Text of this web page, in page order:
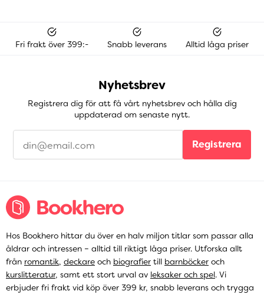
Fri frakt över 399:- Snabb leverans Alltid låga priser
Nyhetsbrev
Registrera dig för att få vårt nyhetsbrev och hålla dig
uppdaterad om senaste nytt.
Registrera
Hos Bookhero hittar du över en halv miljon titlar som passar alla
åldrar och intressen – alltid till riktigt låga priser. Utforska allt
från romantik, deckare och biografier till barnböcker och
kurslitteratur, samt ett stort urval av leksaker och spel. Vi
erbjuder fri frakt vid köp över 399 kr, snabb leverans och trygga